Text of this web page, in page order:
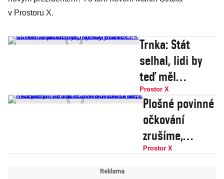
v Prostoru X.
Trnka: Stát
selhal, lidi by
teď měl
ochránit
povinným
očkováním.
Omikron bude
nepříjemný
Prostor X
Plošné povinné
očkování
zrušíme,
lockdown
Prostor X